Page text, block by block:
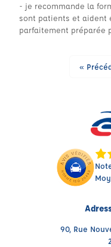
- je recommande la
sont patients et aident
parfaitement préparée
«
90, Rue